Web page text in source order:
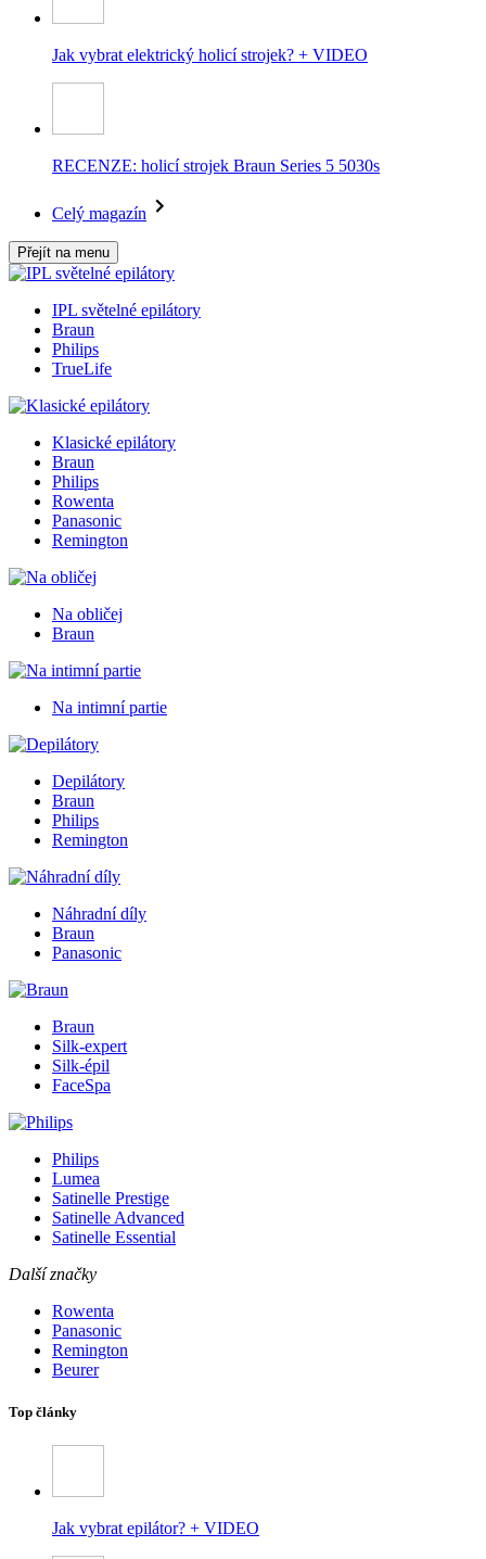
Jak vybrat elektrický holicí strojek? + VIDEO
RECENZE: holicí strojek Braun Series 5 5030s
Celý magazín
Přejít na menu
IPL světelné epilátory
Braun
Philips
TrueLife
Klasické epilátory
Braun
Philips
Rowenta
Panasonic
Remington
Na obličej
Braun
Na intimní partie
Depilátory
Braun
Philips
Remington
Náhradní díly
Braun
Panasonic
Braun
Silk-expert
Silk-épil
FaceSpa
Philips
Lumea
Satinelle Prestige
Satinelle Advanced
Satinelle Essential
Další značky
Rowenta
Panasonic
Remington
Beurer
Top články
Jak vybrat epilátor? + VIDEO